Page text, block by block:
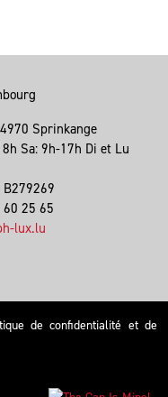
Sprinkange
Sa: 9h-17h Di et Lu
B279269
25 65
lux.lu
de confidentialité et de